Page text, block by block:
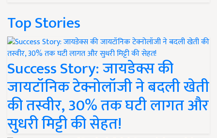
Top Stories
Success Story: जायडेक्स की
जायटॉनिक टेक्नोलॉजी ने बदली खेती
की तस्वीर, 30% तक घटी लागत और
सुधरी मिट्टी की सेहत!